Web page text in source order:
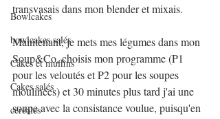
Bowlcakes
bowlcakes salés
Cakes et muffins
Cakes salés
céréales
transvasais dans mon blender et mixais.
Maintenant, je mets mes légumes dans mon
Soup&Co, choisis mon programme (P1
pour les veloutés et P2 pour les soupes
moulinées) et 30 minutes plus tard j'ai une
soupe avec la consistance voulue, puisqu'en